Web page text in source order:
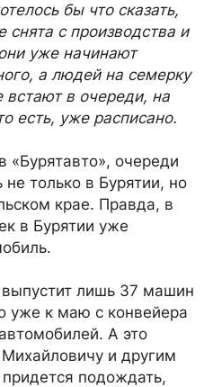
бы что сказать,
снята с производства и
уже начинают
а людей на семерку
встают в очереди, на
есть, уже расписано.
«Бурятавто», очереди
только в Бурятии, но
крае. Правда, в
в Бурятии уже
лишь 37 машин
уже к маю с конвейера
А это
и другим
подождать,